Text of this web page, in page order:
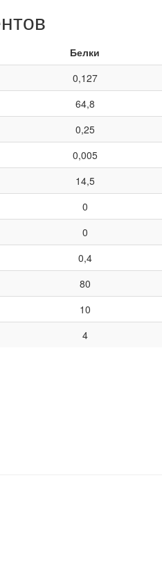
Белки
0,127
64,8
0,25
0,005
14,5
0
0
0,4
80
10
4